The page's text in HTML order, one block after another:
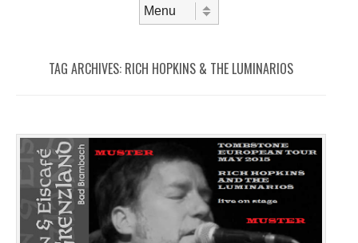
TAG ARCHIVES: RICH HOPKINS & THE LUMINARIOS